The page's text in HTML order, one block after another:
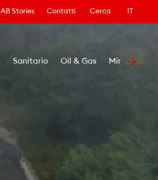
AB Stories Contatti Cerca IT
Sanitario Oil & Gas Minerario